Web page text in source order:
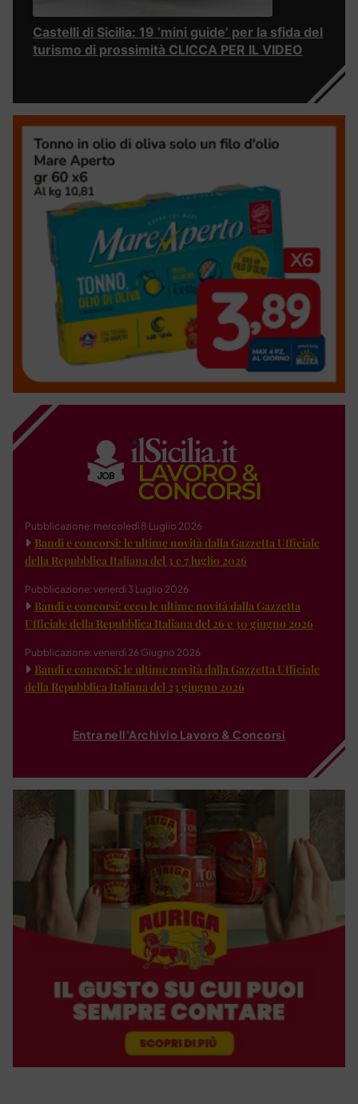
Castelli di Sicilia: 19 ‘mini guide’ per la sfida del
turismo di prossimità CLICCA PER IL VIDEO
Pubblicazione: mercoledì 8 Luglio 2026
Bandi e concorsi: le ultime novità dalla Gazzetta Ufficiale
della Repubblica Italiana del 3 e 7 luglio 2026
Pubblicazione: venerdì 3 Luglio 2026
Bandi e concorsi: ecco le ultime novità dalla Gazzetta
Ufficiale della Repubblica Italiana del 26 e 30 giugno 2026
Pubblicazione: venerdì 26 Giugno 2026
Bandi e concorsi: le ultime novità dalla Gazzetta Ufficiale
della Repubblica Italiana del 23 giugno 2026
Entra nell'Archivio Lavoro & Concorsi